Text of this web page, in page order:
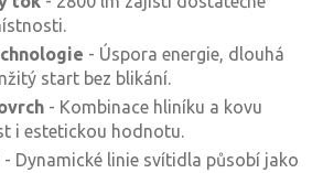
- Úspora energie, dlouhá
start bez blikání.
- Kombinace hliníku a kovu
i estetickou hodnotu.
- Dynamické linie svítidla působí jako